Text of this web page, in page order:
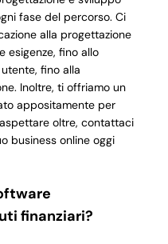
fase del percorso. Ci
alla progettazione
esigenze, fino allo
fino alla
Inoltre, ti offriamo un
appositamente per
oltre, contattaci
business online oggi
finanziari?